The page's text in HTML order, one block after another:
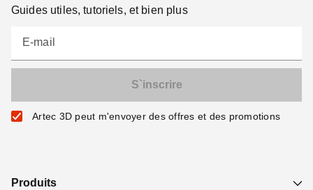
Guides utiles, tutoriels, et bien plus
E-mail
Artec 3D peut m'envoyer des offres et des promotions
Produits